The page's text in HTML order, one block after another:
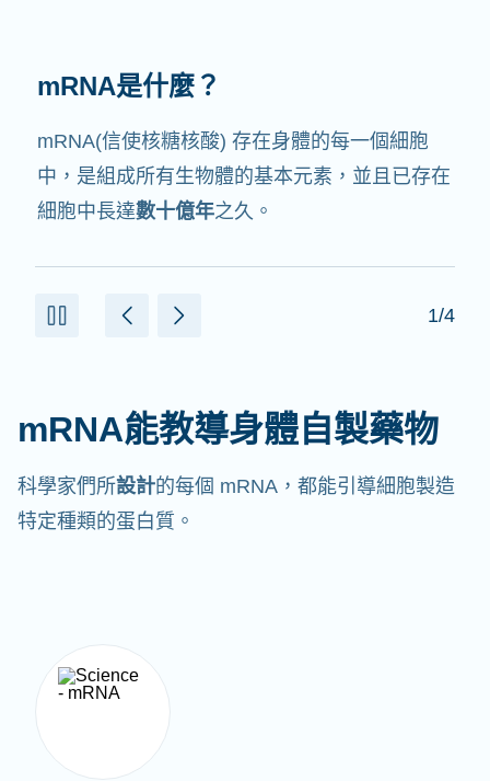
mRNA有何作用？
mRNA的中文翻譯是信使核糖核酸，就如它的名
字，它就是信使，會與細胞中其他協助製造蛋白
質的成份交互作用。
2/4
mRNA能教導身體自製藥物
科學家們所設計的每個 mRNA，都能引導細胞製造
特定種類的蛋白質。